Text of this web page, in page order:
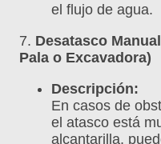
el flujo de agua.
7. Desatasco
Pala o Excavadora)
Descripción:
En casos de
el atasco está
alcantarilla,